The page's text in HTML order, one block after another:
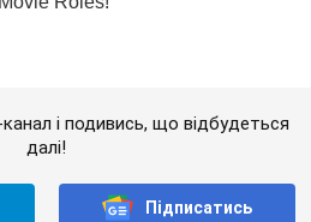
і подивись, що відбудеться
далі!
Підписатись